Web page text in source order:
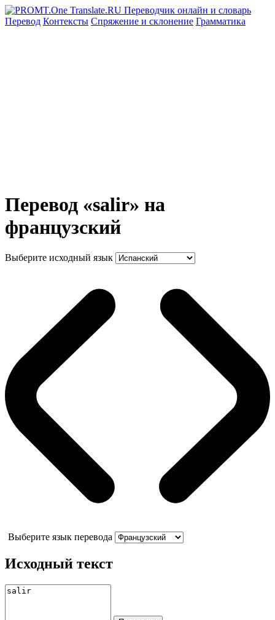
Перевод Контексты Спряжение и склонение Грамматика
Перевод «salir» на
французский
Выберите исходный язык
Выберите язык перевода
Исходный текст